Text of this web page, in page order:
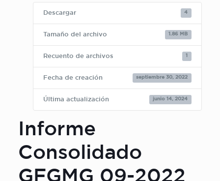
Descargar 4
Tamaño del archivo 1.86 MB
Recuento de archivos
Fecha de creación septiembre 30, 2022
Última actualización junio 14, 2024
Informe
Consolidado
GFGMG 09-2022